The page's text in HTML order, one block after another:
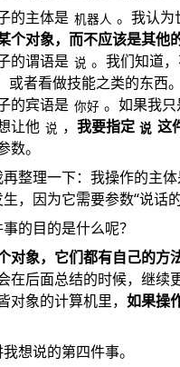
的主体是 机器人 。我认为
个对象，而不应该是其他
的谓语是 说 。我们知道
或者看做技能之类的东西。
的宾语是 你好 。如果我只
让他 说 ，我要指定 说 这
数。
整理一下：我操作的主
，因为它需要参数“说话的
的目的是什么呢？
对象，它们都有自己的方
在后面总结的时候，继续
对象的计算机里，如果操
想说的第四件事。